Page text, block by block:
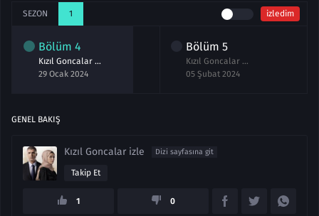
SEZON 1 izledim
Bölüm 4
Kızıl Goncalar 4.Bölüm izle
29 Ocak 2024
Bölüm 5
Kızıl Goncalar 5.Bölüm izle Full
05 Şubat 2024
GENEL BAKIŞ
Kızıl Goncalar izle Dizi sayfasına git
Takip Et
1 0